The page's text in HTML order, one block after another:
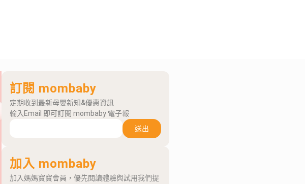
訂閱 mombaby
定期收到最新母嬰新知&優惠資訊
輸入Email 即可訂閱 mombaby 電子報
送出
加入 mombaby
加入媽媽寶寶會員，優先閱讀體驗與試用我們提